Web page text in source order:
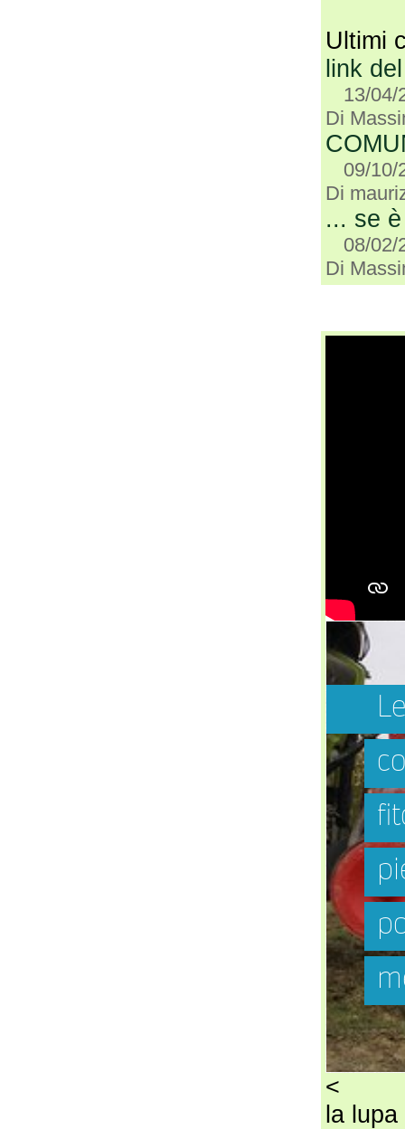
Ultimi
link
13/04/
Di
09/10/
Di
... se
08/02/
Di
<
la